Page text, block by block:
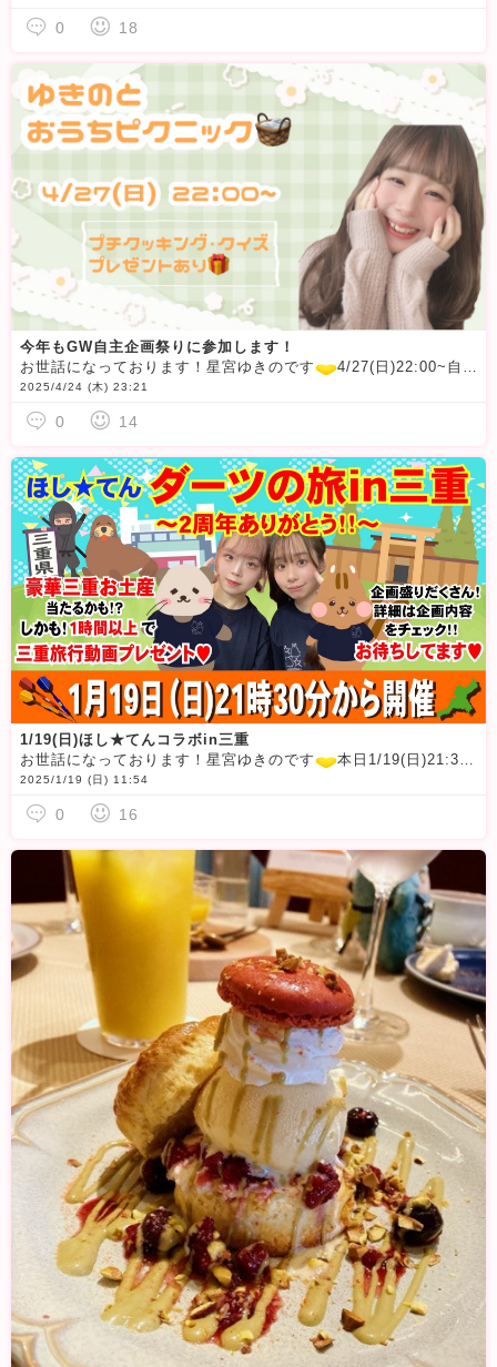
0 18
今年もGW自主企画祭りに参加します！
お世話になっております！星宮ゆきのです
4/27(日)22:00~自主企画「ゆきのと おうちピクニック」をします
2025/4/24 (木) 23:21
0 14
1/19(日)ほし★てんコラボin三重
お世話になっております！星宮ゆきのです
本日1/19(日)21:30~てんちゃんとコラボ企画「ダーツの旅in三重〜2周年ありがとう！！〜」をします
2025/1/19 (日) 11:54
0 16